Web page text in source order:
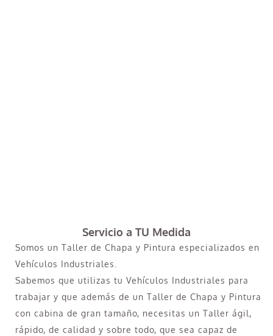
Servicio a TU Medida
Somos un Taller de Chapa y Pintura especializados en
Vehículos Industriales.
Sabemos que utilizas tu Vehículos Industriales para
trabajar y que además de un Taller de Chapa y Pintura
con cabina de gran tamaño, necesitas un Taller ágil,
rápido, de calidad y sobre todo, que sea capaz de